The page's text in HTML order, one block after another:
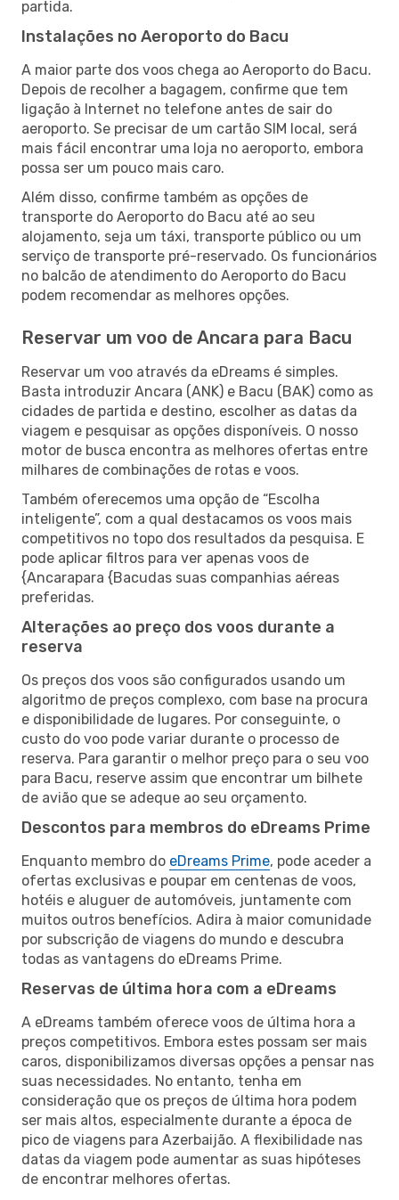
partida.
Instalações no Aeroporto do Bacu
A maior parte dos voos chega ao Aeroporto do Bacu.
Depois de recolher a bagagem, confirme que tem
ligação à Internet no telefone antes de sair do
aeroporto. Se precisar de um cartão SIM local, será
mais fácil encontrar uma loja no aeroporto, embora
possa ser um pouco mais caro.
Além disso, confirme também as opções de
transporte do Aeroporto do Bacu até ao seu
alojamento, seja um táxi, transporte público ou um
serviço de transporte pré-reservado. Os funcionários
no balcão de atendimento do Aeroporto do Bacu
podem recomendar as melhores opções.
Reservar um voo de Ancara para Bacu
Reservar um voo através da eDreams é simples.
Basta introduzir Ancara (ANK) e Bacu (BAK) como as
cidades de partida e destino, escolher as datas da
viagem e pesquisar as opções disponíveis. O nosso
motor de busca encontra as melhores ofertas entre
milhares de combinações de rotas e voos.
Também oferecemos uma opção de “Escolha
inteligente”, com a qual destacamos os voos mais
competitivos no topo dos resultados da pesquisa. E
pode aplicar filtros para ver apenas voos de
{Ancarapara {Bacudas suas companhias aéreas
preferidas.
Alterações ao preço dos voos durante a
reserva
Os preços dos voos são configurados usando um
algoritmo de preços complexo, com base na procura
e disponibilidade de lugares. Por conseguinte, o
custo do voo pode variar durante o processo de
reserva. Para garantir o melhor preço para o seu voo
para Bacu, reserve assim que encontrar um bilhete
de avião que se adeque ao seu orçamento.
Descontos para membros do eDreams Prime
Enquanto membro do eDreams Prime, pode aceder a
ofertas exclusivas e poupar em centenas de voos,
hotéis e aluguer de automóveis, juntamente com
muitos outros benefícios. Adira à maior comunidade
por subscrição de viagens do mundo e descubra
todas as vantagens do eDreams Prime.
Reservas de última hora com a eDreams
A eDreams também oferece voos de última hora a
preços competitivos. Embora estes possam ser mais
caros, disponibilizamos diversas opções a pensar nas
suas necessidades. No entanto, tenha em
consideração que os preços de última hora podem
ser mais altos, especialmente durante a época de
pico de viagens para Azerbaijão. A flexibilidade nas
datas da viagem pode aumentar as suas hipóteses
de encontrar melhores ofertas.